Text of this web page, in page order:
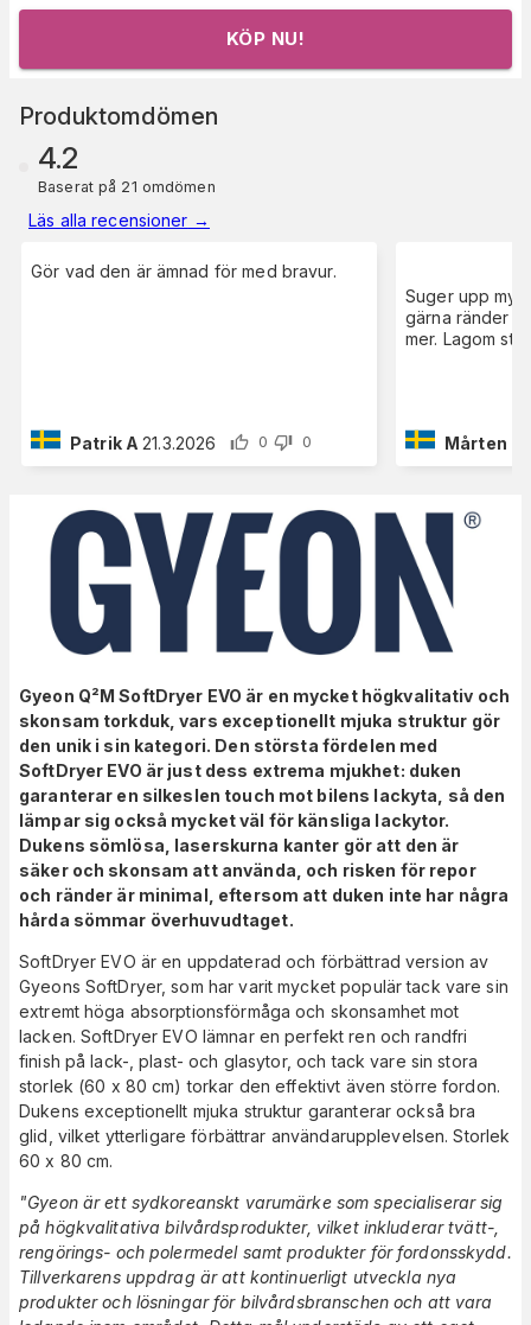
KÖP NU!
Produktomdömen
4.2
Baserat på 21 omdömen
Läs alla recensioner →
Gör vad den är ämnad för med bravur.
Patrik A 21.3.2026 0 0
Suger upp
gärna ränder
mer. Lagom
Mårten H
Gyeon Q²M SoftDryer EVO är en mycket högkvalitativ och
skonsam torkduk, vars exceptionellt mjuka struktur gör
den unik i sin kategori. Den största fördelen med
SoftDryer EVO är just dess extrema mjukhet: duken
garanterar en silkeslen touch mot bilens lackyta, så den
lämpar sig också mycket väl för känsliga lackytor.
Dukens sömlösa, laserskurna kanter gör att den är
säker och skonsam att använda, och risken för repor
och ränder är minimal, eftersom att duken inte har några
hårda sömmar överhuvudtaget.
SoftDryer EVO är en uppdaterad och förbättrad version av
Gyeons SoftDryer, som har varit mycket populär tack vare sin
extremt höga absorptionsförmåga och skonsamhet mot
lacken. SoftDryer EVO lämnar en perfekt ren och randfri
finish på lack-, plast- och glasytor, och tack vare sin stora
storlek (60 x 80 cm) torkar den effektivt även större fordon.
Dukens exceptionellt mjuka struktur garanterar också bra
glid, vilket ytterligare förbättrar användarupplevelsen. Storlek
60 x 80 cm.
"Gyeon är ett sydkoreanskt varumärke som specialiserar sig
på högkvalitativa bilvårdsprodukter, vilket inkluderar tvätt-,
rengörings- och polermedel samt produkter för fordonsskydd.
Tillverkarens uppdrag är att kontinuerligt utveckla nya
produkter och lösningar för bilvårdsbranschen och att vara